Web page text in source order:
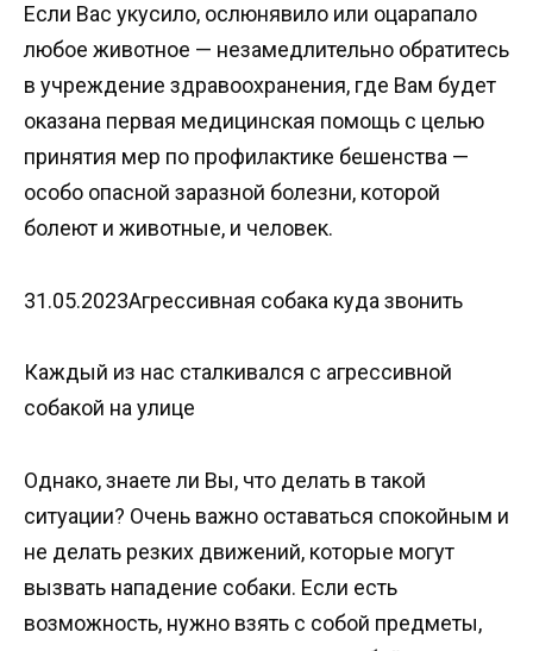
Если Вас укусило, ослюнявило или оцарапало
любое животное — незамедлительно обратитесь
в учреждение здравоохранения, где Вам будет
оказана первая медицинская помощь с целью
принятия мер по профилактике бешенства —
особо опасной заразной болезни, которой
болеют и животные, и человек.
31.05.2023Агрессивная собака куда звонить
Каждый из нас сталкивался с агрессивной
собакой на улице
Однако, знаете ли Вы, что делать в такой
ситуации? Очень важно оставаться спокойным и
не делать резких движений, которые могут
вызвать нападение собаки. Если есть
возможность, нужно взять с собой предметы,